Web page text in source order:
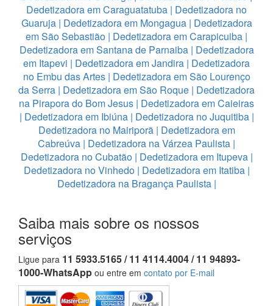
Dedetizadora em Caraguatatuba | Dedetizadora no
Guaruja| Dedetizadora em Mongagua| Dedetizadora
em São Sebastião | Dedetizadora em Carapicuiba |
Dedetizadora em Santana de Parnaiba| Dedetizadora
em Itapevi | Dedetizadora em Jandira | Dedetizadora
no Embu das Artes| Dedetizadora em São Lourenço
da Serra | Dedetizadora em São Roque | Dedetizadora
na Pirapora do Bom Jesus | Dedetizadora em Caieiras
| Dedetizadora em Ibiúna| Dedetizadora no Juquitiba|
Dedetizadora no Mairiporã| Dedetizadora em
Cabreúva | Dedetizadora na Várzea Paulista |
Dedetizadora no Cubatão| Dedetizadora em Itupeva|
Dedetizadora no Vinhedo| Dedetizadora em Itatiba|
Dedetizadora na Bragança Paulista|
Saiba mais sobre os nossos
serviços
Ligue para 11 5933.5165 / 11 4114.4004 / 11 94893-
1000-WhatsApp ou entre em contato por E-mail